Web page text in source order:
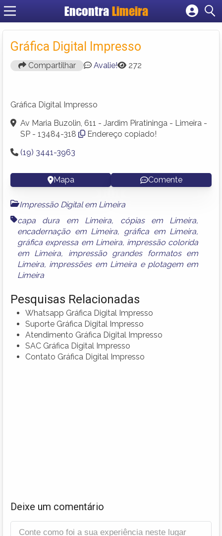
Encontra Limeira
Cadastrar empresa
Criar conta
Gráfica Digital Impresso
Compartilhar Avalie! 272
Gráfica Digital Impresso
Av Maria Buzolin, 611 - Jardim Piratininga - Limeira -
SP - 13484-318
Endereço copiado!
(19) 3441-3963
Mapa Comente
Impressão Digital em Limeira
capa dura em Limeira, cópias em Limeira,
encadernação em Limeira, gráfica em Limeira,
gráfica expressa em Limeira, impressão colorida
em Limeira, impressão grandes formatos em
Limeira, impressões em Limeira e plotagem em
Limeira
Pesquisas Relacionadas
Whatsapp Gráfica Digital Impresso
Suporte Gráfica Digital Impresso
Atendimento Gráfica Digital Impresso
SAC Gráfica Digital Impresso
Contato Gráfica Digital Impresso
Deixe um comentário